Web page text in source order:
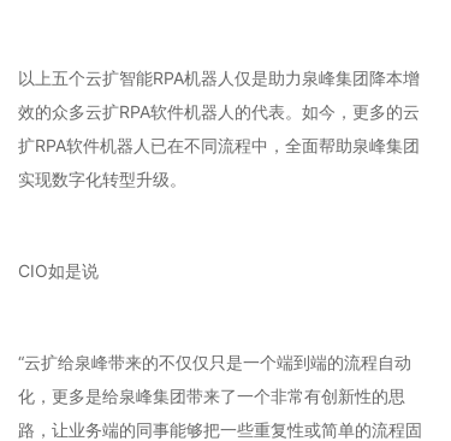
以上五个云扩智能RPA机器人仅是助力泉峰集团降本增
效的众多云扩RPA软件机器人的代表。如今，更多的云
扩RPA软件机器人已在不同流程中，全面帮助泉峰集团
实现数字化转型升级。
CIO如是说
“云扩给泉峰带来的不仅仅只是一个端到端的流程自动
化，更多是给泉峰集团带来了一个非常有创新性的思
路，让业务端的同事能够把一些重复性或简单的流程固